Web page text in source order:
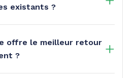
existants ?
offre le meilleur retour
?